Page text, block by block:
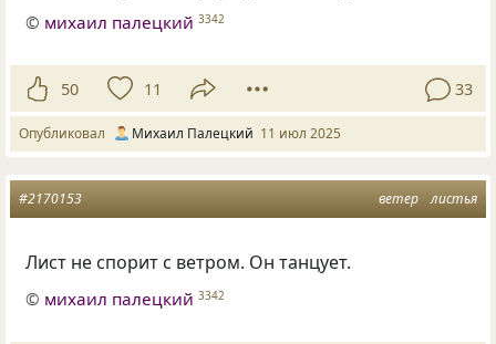
© михаил палецкий 3342
50 11 33
Опубликовал Михаил Палецкий 11 июл 2025
ветер листья
#2170153
Лист не спорит с ветром. Он танцует.
© михаил палецкий 3342